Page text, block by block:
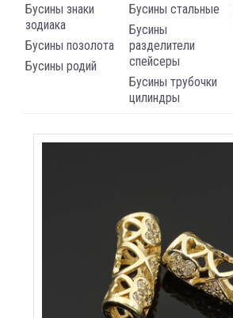
Бусины знаки
зодиака
Бусины позолота
Бусины родий
Бусины стальные
Бусины
разделители
спейсеры
Бусины трубочки
цилиндры